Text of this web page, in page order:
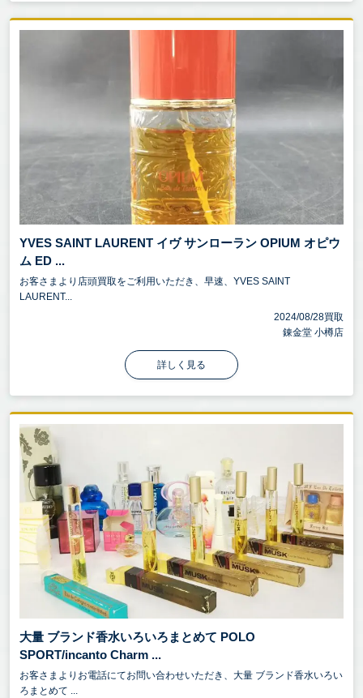
YVES SAINT LAURENT イヴ サンローラン OPIUM オピウ
ム ED ...
お客さまより店頭買取をご利用いただき、早速、YVES SAINT
LAURENT...
2024/08/28買取
錬金堂 小樽店
詳しく見る
大量 ブランド香水いろいろまとめて POLO
SPORT/incanto Charm ...
お客さまよりお電話にてお問い合わせいただき、大量 ブランド香水いろい
ろまとめて ...